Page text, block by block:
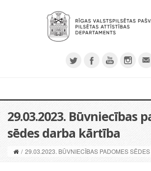
29.03.2023. Būvniecības
sēdes darba kārtība
/ 29.03.2023. BŪVNIECĪBAS PADOMES